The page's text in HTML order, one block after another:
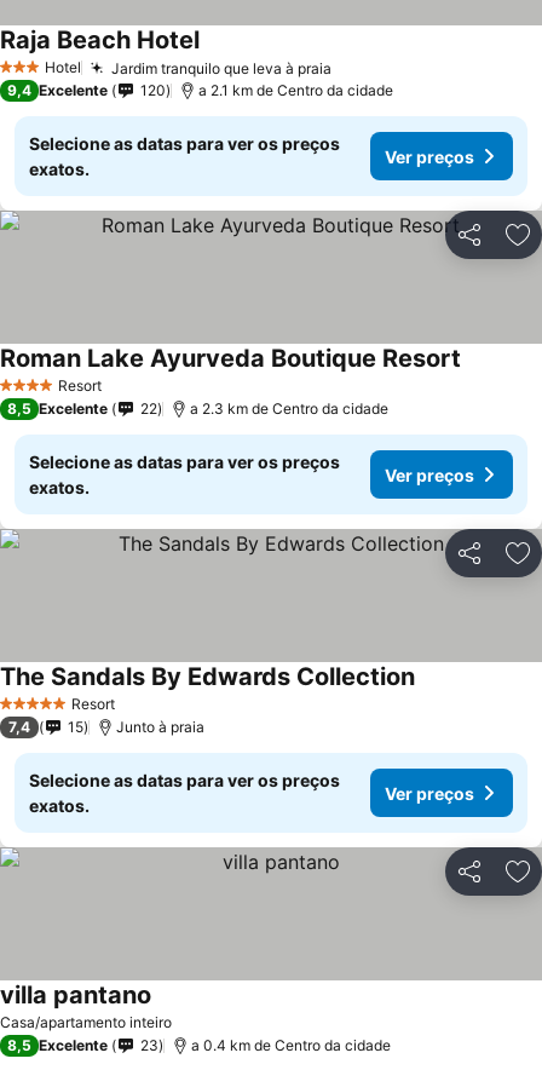
3 EstrelasHotel Jardim tranquilo que leva à praia
Raja Beach Hotel
9,4 Excelente 120 a 2.1 km de Centro da cidade
Selecione as datas para ver os preços
exatos.
Ver preços
Partilhar
4 EstrelasResort
Roman Lake Ayurveda Boutique Resort
8,5 Excelente 22 a 2.3 km de Centro da cidade
Selecione as datas para ver os preços
exatos.
Ver preços
Partilhar
5 Estrelas Resort
The Sandals By Edwards Collection
7,4 15 Junto à praia
Selecione as datas para ver os preços
exatos.
Ver preços
Partilhar
Casa/apartamento inteiro
villa pantano
8,5 Excelente 23 a 0.4 km de Centro da cidade